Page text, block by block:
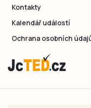
Kontakty
Kalendář událostí
Ochrana osobních